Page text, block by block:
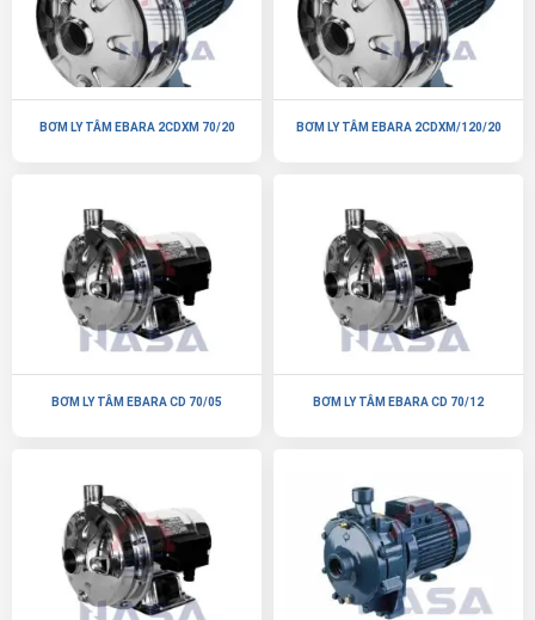
BƠM LY TÂM EBARA 2CDXM 70/20 BƠM LY TÂM EBARA 2CDXM/120/20
BƠM LY TÂM EBARA CD 70/05 BƠM LY TÂM EBARA CD 70/12